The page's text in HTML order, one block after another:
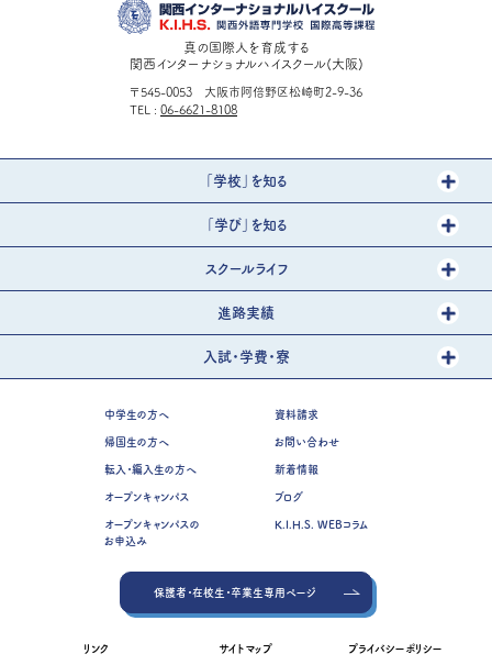
真の国際人を育成する
関西インターナショナルハイスクール(大阪)
〒545-0053 大阪市阿倍野区松崎町2-9-36
TEL
06-6621-8108
「学校」を知る
「学び」を知る
スクールライフ
進路実績
入試・学費・寮
中学生の方へ
帰国生の方へ
転入・編入生の方へ
オープンキャンパス
オープンキャンパスの
お申込み
資料請求
お問い合わせ
新着情報
ブログ
K.I.H.S. WEBコラム
保護者・在校生・卒業生専用ページ
リンク サイトマップ プライバシーポリシー